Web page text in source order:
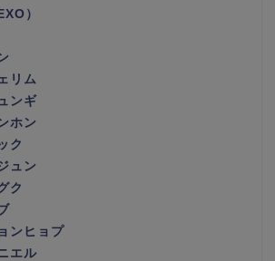
）
リム
ンギ
ホン
ク
ュン
ク
ンヒョプ
エル